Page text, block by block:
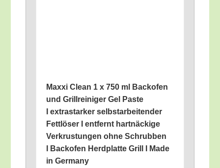
Maxxi Clean 1 x 750 ml Back­ofen
und Grill­rei­ni­ger Gel Pas­te
I extrastar­ker selbst­ar­bei­ten­der
Fett­lö­ser I ent­fernt hart­nä­cki­ge
Ver­krus­tun­gen ohne Schrub­ben
I Back­ofen Herd­plat­te Grill I Made
in Germany